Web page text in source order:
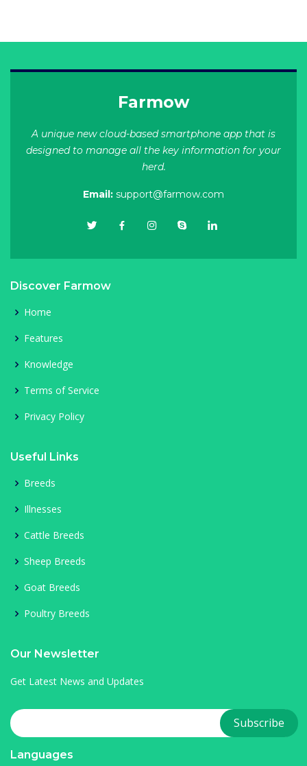
Farmow
A unique new cloud-based smartphone app that is
designed to manage all the key information for your
herd.
Email: support@farmow.com
Discover Farmow
Home
Features
Knowledge
Terms of Service
Privacy Policy
Useful Links
Breeds
Illnesses
Cattle Breeds
Sheep Breeds
Goat Breeds
Poultry Breeds
Our Newsletter
Get Latest News and Updates
Languages